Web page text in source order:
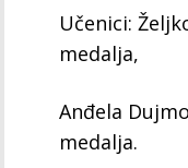
Učenici:
medalja,
Anđela
medalja.